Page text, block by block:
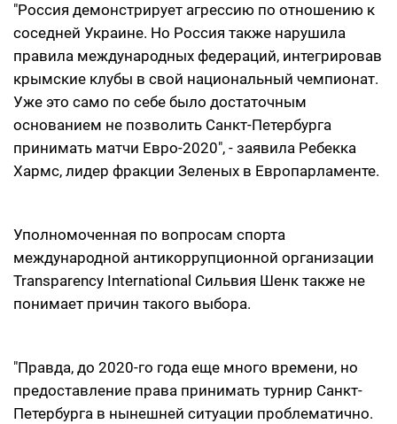
"Россия демонстрирует агрессию по отношению к
соседней Украине. Но Россия также нарушила
правила международных федераций, интегрировав
крымские клубы в свой ​​национальный чемпионат.
Уже это само по себе было достаточным
основанием не позволить Санкт-Петербурга
принимать матчи Евро-2020", - заявила Ребекка
Хармс, лидер фракции Зеленых в Европарламенте.
Уполномоченная по вопросам спорта
международной антикоррупционной организации
Transparency International Сильвия Шенк также не
понимает причин такого выбора.
"Правда, до 2020-го года еще много времени, но
предоставление права принимать турнир Санкт-
Петербурга в нынешней ситуации проблематично.